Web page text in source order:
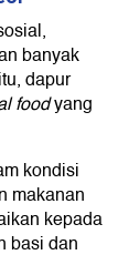
banyak
dapur
foodyang
kondisi
makanan
kepada
basi dan